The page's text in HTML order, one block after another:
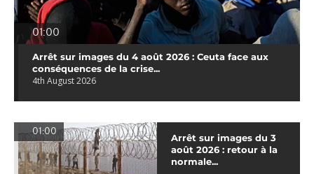
01:00
Arrêt sur images du 4 août 2026 : Ceuta face aux
conséquences de la crise...
4th August 2026
01:00
Arrêt sur images du 3
août 2026 : retour à la
normale...